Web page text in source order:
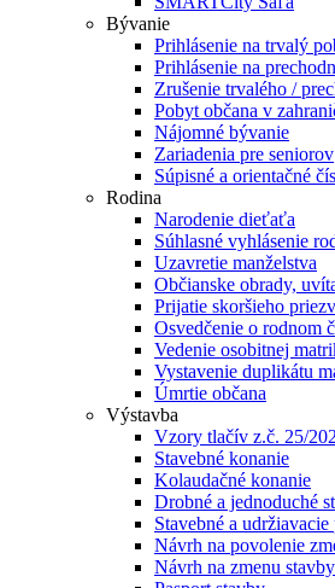
Bývanie
Prihlásenie na trvalý
Prihlásenie na
Zrušenie trvalého /
Pobyt občana v
Nájomné bývanie
Zariadenia pre seniorov
Súpisné a orientačné
Rodina
Narodenie dieťaťa
Súhlasné vyhlásenie
Uzavretie manželstva
Občianske obrady,
Prijatie skoršieho
Osvedčenie o rodnom
Vedenie osobitnej
Vystavenie duplikátu
Úmrtie občana
Výstavba
Vzory tlačív z.č. 25/
Stavebné konanie
Kolaudačné konanie
Drobné a jednoduché
Stavebné a udržiavacie
Návrh na povolenie
Návrh na zmenu